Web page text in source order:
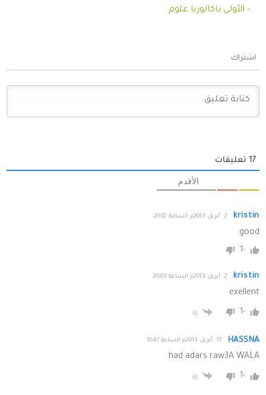
– الأولى باكالوريا علوم
اشتراك
17 تعليقات
الأقدم
kristin 2 أبريل 2013م الساعة 20:02
good
-1
kristin 2 أبريل 2013م الساعة 20:03
exellent
-1 رد
HASSNA 17 أبريل 2013م الساعة 10:47
had adars raw3A WALA
-1 رد